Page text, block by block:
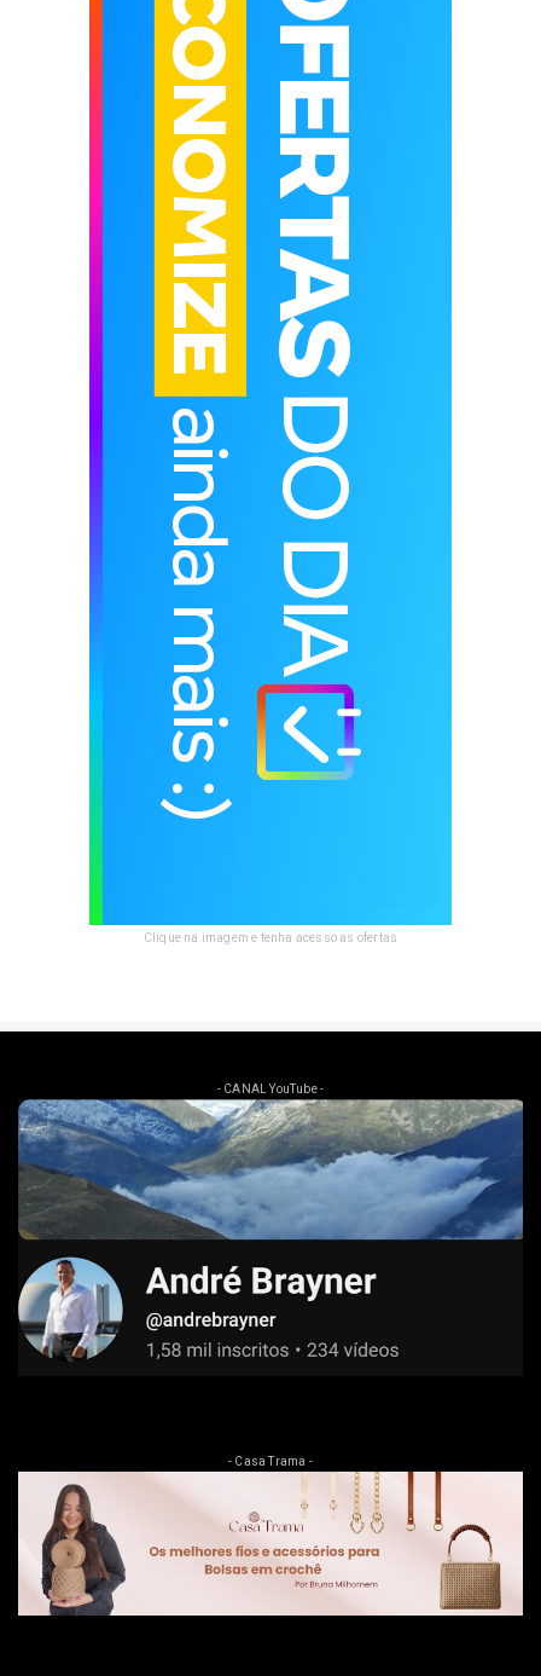
Clique na imagem e tenha acesso as ofertas
- CANAL YouTube -
- Casa Trama -